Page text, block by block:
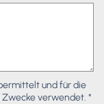
und für die
verwendet. *